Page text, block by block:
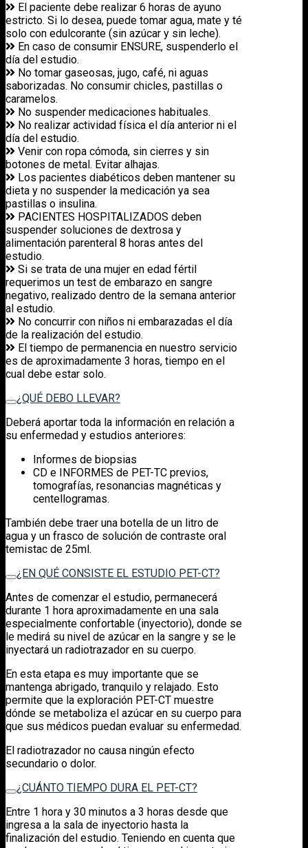
El paciente debe realizar 6 horas de ayuno
estricto. Si lo desea, puede tomar agua, mate y té
solo con edulcorante (sin azúcar y sin leche).
En caso de consumir ENSURE, suspenderlo el
día del estudio.
No tomar gaseosas, jugo, café, ni aguas
saborizadas. No consumir chicles, pastillas o
caramelos.
No suspender medicaciones habituales.
No realizar actividad física el día anterior ni el
día del estudio.
Venir con ropa cómoda, sin cierres y sin
botones de metal. Evitar alhajas.
Los pacientes diabéticos deben mantener su
dieta y no suspender la medicación ya sea
pastillas o insulina.
PACIENTES HOSPITALIZADOS deben
suspender soluciones de dextrosa y
alimentación parenteral 8 horas antes del
estudio.
Si se trata de una mujer en edad fértil
requerimos un test de embarazo en sangre
negativo, realizado dentro de la semana anterior
al estudio.
No concurrir con niños ni embarazadas el día
de la realización del estudio.
El tiempo de permanencia en nuestro servicio
es de aproximadamente 3 horas, tiempo en el
cual debe estar solo.
¿QUÉ DEBO LLEVAR?
Deberá aportar toda la información en relación a
su enfermedad y estudios anteriores:
Informes de biopsias
CD e INFORMES de PET-TC previos,
tomografías, resonancias magnéticas y
centellogramas.
También debe traer una botella de un litro de
agua y un frasco de solución de contraste oral
temistac de 25ml.
¿EN QUÉ CONSISTE EL ESTUDIO PET-CT?
Antes de comenzar el estudio, permanecerá
durante 1 hora aproximadamente en una sala
especialmente confortable (inyectorio), donde se
le medirá su nivel de azúcar en la sangre y se le
inyectará un radiotrazador en su cuerpo.
En esta etapa es muy importante que se
mantenga abrigado, tranquilo y relajado. Esto
permite que la exploración PET-CT muestre
dónde se metaboliza el azúcar en su cuerpo para
que sus médicos puedan evaluar su enfermedad.
El radiotrazador no causa ningún efecto
secundario o dolor.
¿CUÁNTO TIEMPO DURA EL PET-CT?
Entre 1 hora y 30 minutos a 3 horas desde que
ingresa a la sala de inyectorio hasta la
finalización del estudio. Teniendo en cuenta que